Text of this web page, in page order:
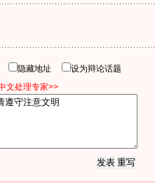
隐藏地址
设为辩论话题
文处理专家>>